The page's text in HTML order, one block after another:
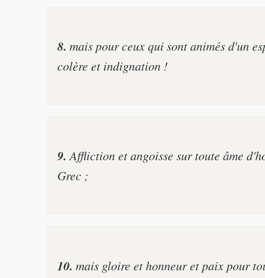
8. mais pour ceux qui sont animés d'un
colère et indignation !
9. Affliction et angoisse sur toute âme
Grec ;
10. mais gloire et honneur et paix pour